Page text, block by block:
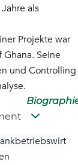
als
Projekte war
Seine
und Controlling